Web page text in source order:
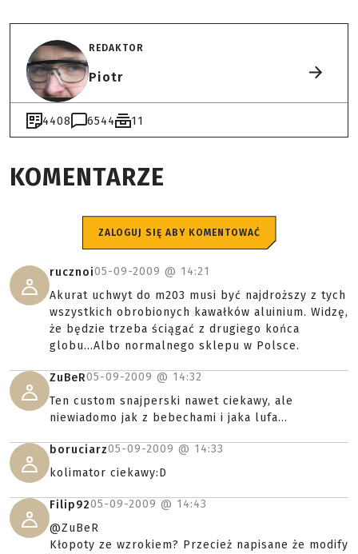
REDAKTOR
Piotr
4408 6544 11
KOMENTARZE
ZALOGUJ SIĘ ABY KOMENTOWAĆ
rucznoi05-09-2009 @ 14:21
Akurat uchwyt do m203 musi być najdroższy z tych
wszystkich obrobionych kawałków aluinium. Widzę,
że będzie trzeba ściągać z drugiego końca
globu...Albo normalnego sklepu w Polsce.
ZuBeR05-09-2009 @ 14:32
Ten custom snajperski nawet ciekawy, ale
niewiadomo jak z bebechami i jaka lufa...
boruciarz05-09-2009 @ 14:33
kolimator ciekawy:D
Filip9205-09-2009 @ 14:43
@ZuBeR
Kłopoty ze wzrokiem? Przecież napisane że modify